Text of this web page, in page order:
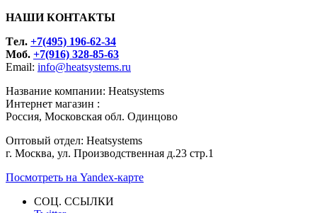
НАШИ КОНТАКТЫ
Tел. +7(495) 196-62-34
Моб. +7(916) 328-85-63
Email: info@heatsystems.ru
Название компании: Heatsystems
Интернет магазин :
Россия, Московская обл. Одинцово
Оптовый отдел: Heatsystems
г. Москва, ул. Производственная д.23 стр.1
Посмотреть на Yandex-карте
СОЦ. ССЫЛКИ